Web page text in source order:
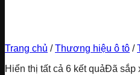
Trang chủ / Thương hiệu ô tô /
Hiển thị tất cả 6 kết quảĐã sắp